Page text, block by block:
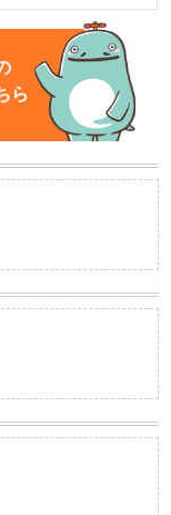
ら